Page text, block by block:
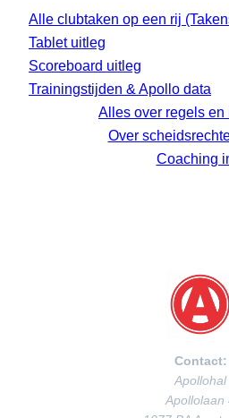
Alle clubtaken op een rij
Tablet uitleg
Scoreboard uitleg
Trainingstijden & Apollo data
Alles over regels
Over
Coaching
Contact:
Apollohal
Apollolaan